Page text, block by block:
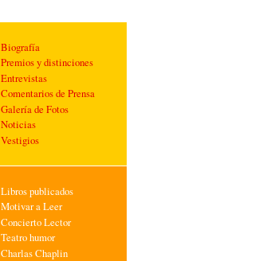
Biografía
Premios y distinciones
Entrevistas
Comentarios de Prensa
Galería de Fotos
Noticias
Vestigios
Libros publicados
Motivar a Leer
Concierto Lector
Teatro humor
Charlas Chaplin